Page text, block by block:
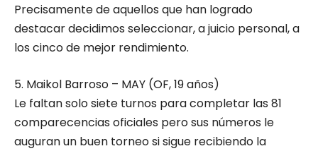
Precisamente de aquellos que han logrado
destacar decidimos seleccionar, a juicio personal, a
los cinco de mejor rendimiento.
5. Maikol Barroso – MAY (OF, 19 años)
Le faltan solo siete turnos para completar las 81
comparecencias oficiales pero sus números le
auguran un buen torneo si sigue recibiendo la